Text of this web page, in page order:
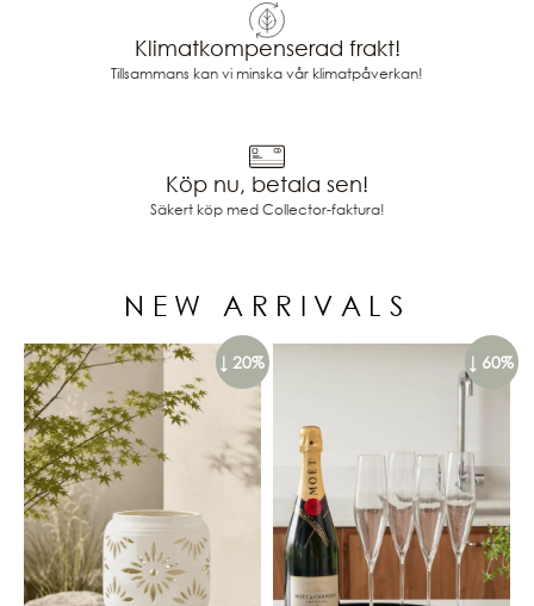
Klimatkompenserad frakt!
Tillsammans kan vi minska vår klimatpåverkan!
Köp nu, betala sen!
Säkert köp med Collector-faktura!
NEW ARRIVALS
↓ 20% ↓ 60%